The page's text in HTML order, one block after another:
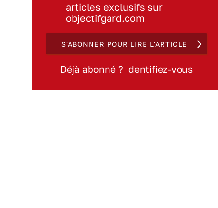
articles exclusifs sur
objectifgard.com
S'ABONNER POUR LIRE L'ARTICLE
Déjà abonné ? Identifiez-vous